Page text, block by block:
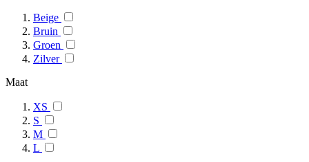
Beige
Bruin
Groen
Zilver
Maat
XS
S
M
L